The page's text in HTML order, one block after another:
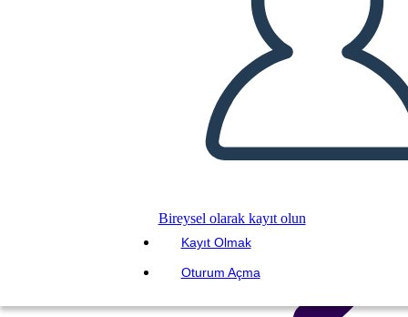
Bireysel olarak kayıt olun
Kayıt Olmak
Oturum Açma